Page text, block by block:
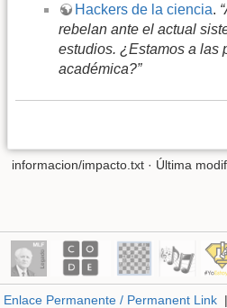
Hackers de la ciencia.
rebelan ante el actual
estudios. ¿Estamos a las
académica?”
informacion/impacto.txt · Última
Enlace Permanente / Permanent Link|